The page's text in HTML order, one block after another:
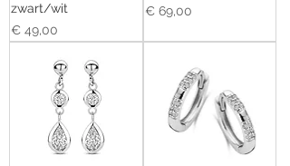
zwart/wit
Prijs
€ 49,00
Prijs
€ 69,00